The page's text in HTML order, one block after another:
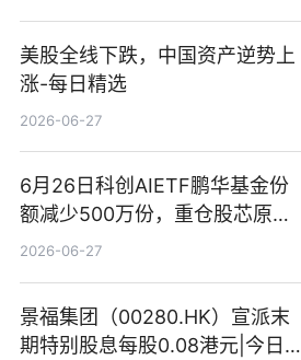
美股全线下跌，中国资产逆势上
涨-每日精选
2026-06-27
6月26日科创AIETF鹏华基金份
额减少500万份，重仓股芯原股
份、寒武纪、澜起科技 观速讯
2026-06-27
景福集团（00280.HK）宣派末
期特别股息每股0.08港元|今日快